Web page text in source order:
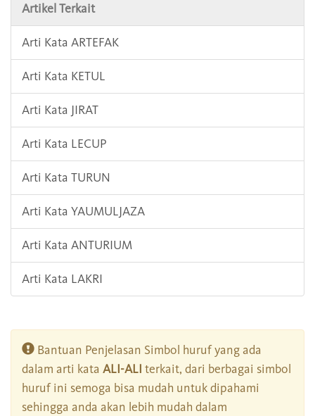
Artikel Terkait
Arti Kata ARTEFAK
Arti Kata KETUL
Arti Kata JIRAT
Arti Kata LECUP
Arti Kata TURUN
Arti Kata YAUMULJAZA
Arti Kata ANTURIUM
Arti Kata LAKRI
Bantuan Penjelasan Simbol huruf yang ada
dalam arti kata ALI-ALI terkait, dari berbagai simbol
huruf ini semoga bisa mudah untuk dipahami
sehingga anda akan lebih mudah dalam